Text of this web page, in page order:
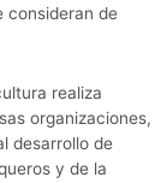
consideran de
realiza
organizaciones,
desarrollo de
y de la